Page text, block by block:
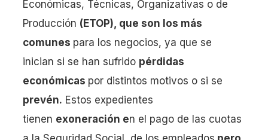
Económicas, Técnicas, Organizativas o de
Producción (ETOP), que son los más
comunes para los negocios, ya que se
inician si se han sufrido pérdidas
económicas por distintos motivos o si se
prevén. Estos expedientes
tienen exoneración en el pago de las cuotas